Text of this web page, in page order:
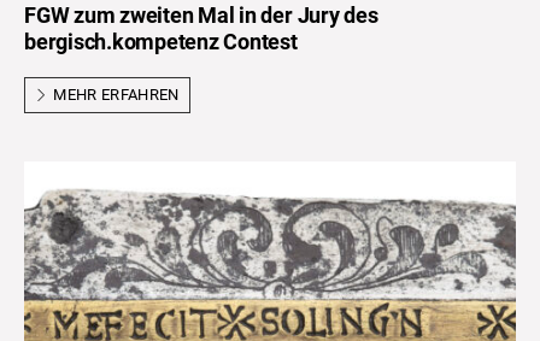
FGW zum zweiten Mal in der Jury des
bergisch.kompetenz Contest
MEHR ERFAHREN